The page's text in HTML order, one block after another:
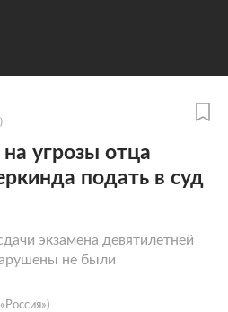
угрозы отца
подать в суд
экзамена девятилетней
не были